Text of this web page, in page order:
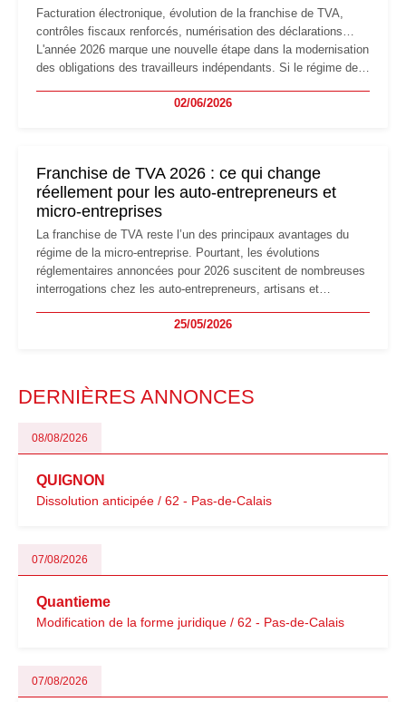
Facturation électronique, évolution de la franchise de TVA,
contrôles fiscaux renforcés, numérisation des déclarations…
L'année 2026 marque une nouvelle étape dans la modernisation
des obligations des travailleurs indépendants. Si le régime de
les auto-entrepreneurs devront s'adapter à un environnement
02/06/2026
Franchise de TVA 2026 : ce qui change
réellement pour les auto-entrepreneurs et
micro-entreprises
La franchise de TVA reste l’un des principaux avantages du
régime de la micro-entreprise. Pourtant, les évolutions
réglementaires annoncées pour 2026 suscitent de nombreuses
interrogations chez les auto-entrepreneurs, artisans et
facturation ou risque de bascule vers la TVA : les règles
25/05/2026
DERNIÈRES ANNONCES
08/08/2026
QUIGNON
Dissolution anticipée / 62 - Pas-de-Calais
07/08/2026
Quantieme
Modification de la forme juridique / 62 - Pas-de-Calais
07/08/2026